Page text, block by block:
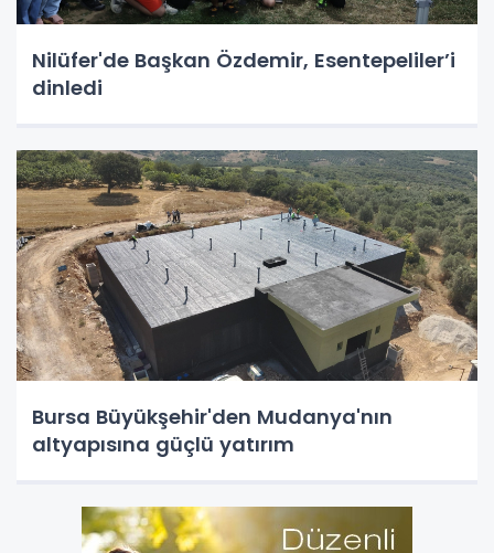
Nilüfer'de Başkan Özdemir, Esentepeliler’i
dinledi
Bursa Büyükşehir'den Mudanya'nın
altyapısına güçlü yatırım